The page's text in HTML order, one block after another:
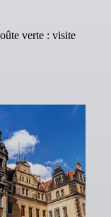
verte : visite